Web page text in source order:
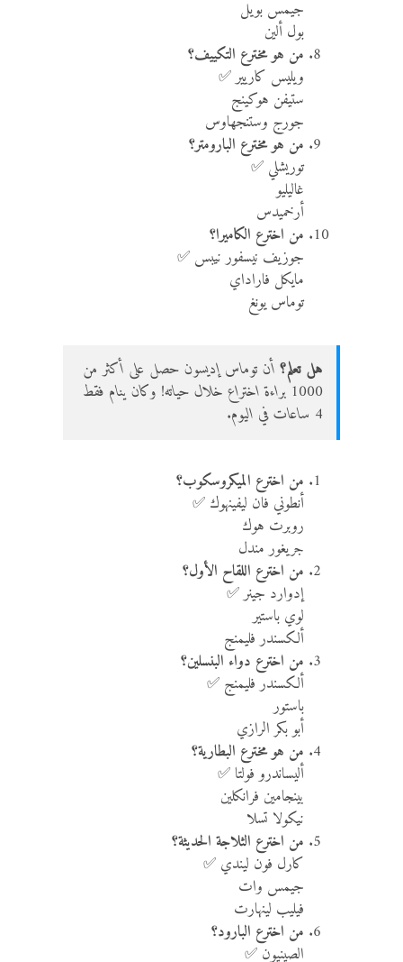
جيمس بويل
بول ألين
من هو مخترع التكييف؟
ويليس كاريير ✅
ستيفن هوكينج
جورج وستنجهاوس
من هو مخترع البارومتر؟
توريشلي ✅
غاليليو
أرخميدس
من اخترع الكاميرا؟
جوزيف نيسفور نيبس ✅
مايكل فاراداي
توماس يونغ
هل تعلم؟أن توماس إديسون حصل على أكثر من
1000 براءة اختراع خلال حياته! وكان ينام فقط
4 ساعات في اليوم.
من اخترع الميكروسكوب؟
أنطوني فان ليفينهوك ✅
روبرت هوك
جريغور مندل
من اخترع اللقاح الأول؟
إدوارد جينر ✅
لوي باستير
ألكسندر فليمنج
من اخترع دواء البنسلين؟
ألكسندر فليمنج ✅
باستور
أبو بكر الرازي
من هو مخترع البطارية؟
أليساندرو فولتا ✅
بينجامين فرانكلين
نيكولا تسلا
من اخترع الثلاجة الحديثة؟
كارل فون ليندي ✅
جيمس وات
فيليب لينهارت
من اخترع البارود؟
الصينيون ✅